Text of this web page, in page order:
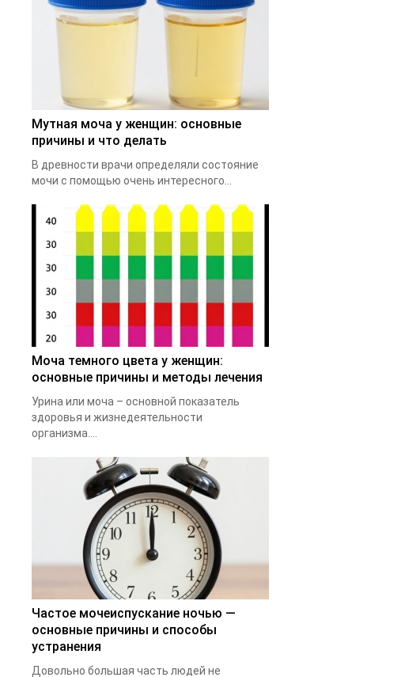
Мутная моча у женщин: основные
причины и что делать
В древности врачи определяли состояние
мочи с помощью очень интересного...
Моча темного цвета у женщин:
основные причины и методы лечения
Урина или моча – основной показатель
здоровья и жизнедеятельности
организма....
Частое мочеиспускание ночью —
основные причины и способы
устранения
Довольно большая часть людей не